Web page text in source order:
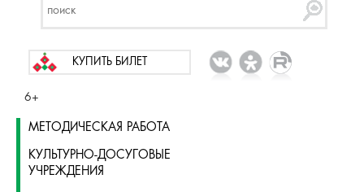
КУПИТЬ БИЛЕТ
6+
МЕТОДИЧЕСКАЯ РАБОТА
КУЛЬТУРНО-ДОСУГОВЫЕ
УЧРЕЖДЕНИЯ